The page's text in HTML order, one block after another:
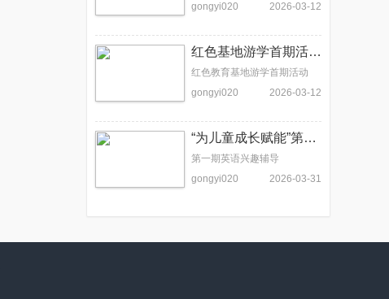
gongyi020 2026-03-12
红色基地游学首期活动走进中共三大会址纪念馆
红色教育基地游学首期活动
gongyi020
2026-03-12
“为儿童成长赋能”第一期英语兴趣辅导活动
第一期英语兴趣辅导
gongyi020
2026-03-31